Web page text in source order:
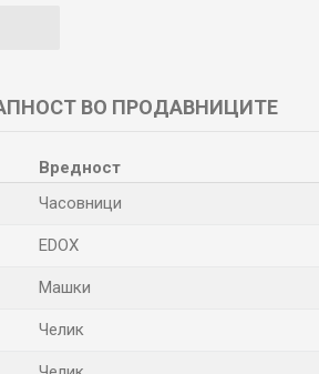
ВО ПРОДАВНИЦИТЕ
Вредност
Часовници
EDOX
Машки
Челик